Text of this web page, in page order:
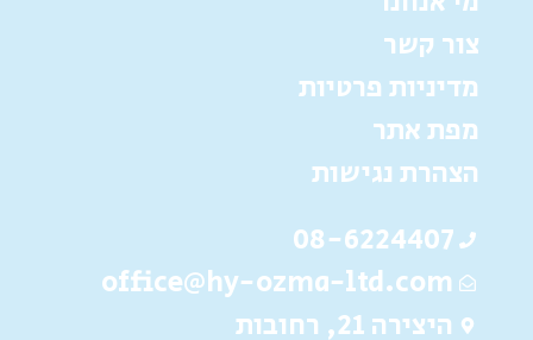
צור קשר
מדיניות פרטיות
מפת אתר
הצהרת נגישות
08-6224407
office@hy-ozma-ltd.com
היצירה 21, רחובות